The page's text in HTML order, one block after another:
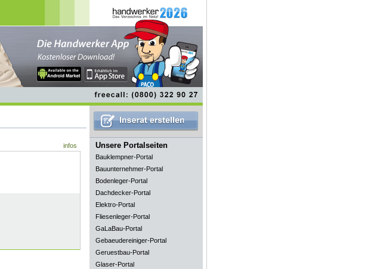
infos Unsere Portalseiten
Bauklempner-Portal
Bauunternehmer-Portal
Bodenleger-Portal
Dachdecker-Portal
Elektro-Portal
Fliesenleger-Portal
GaLaBau-Portal
Gebaeudereiniger-Portal
Geruestbau-Portal
Glaser-Portal